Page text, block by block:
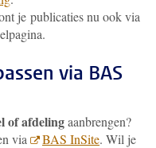
je publicaties nu ook via
via BAS
of afdelingaanbrengen?
via
BAS InSite. Wil je